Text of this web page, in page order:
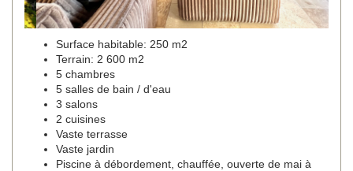
Surface habitable: 250 m2
Terrain: 2 600 m2
5 chambres
5 salles de bain / d'eau
3 salons
2 cuisines
Vaste terrasse
Vaste jardin
Piscine à débordement, chauffée, ouverte de mai à